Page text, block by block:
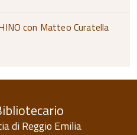
con Matteo Curatella
di Reggio Emilia